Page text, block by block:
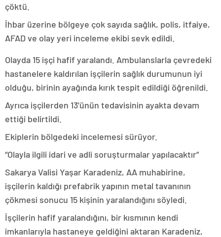
çöktü.
İhbar üzerine bölgeye çok sayıda sağlık, polis, itfaiye,
AFAD ve olay yeri inceleme ekibi sevk edildi.
Olayda 15 işçi hafif yaralandı. Ambulanslarla çevredeki
hastanelere kaldırılan işçilerin sağlık durumunun iyi
olduğu, birinin ayağında kırık tespit edildiği öğrenildi.
Ayrıca işçilerden 13’ünün tedavisinin ayakta devam
ettiği belirtildi.
Ekiplerin bölgedeki incelemesi sürüyor.
“Olayla ilgili idari ve adli soruşturmalar yapılacaktır”
Sakarya Valisi Yaşar Karadeniz, AA muhabirine,
işçilerin kaldığı prefabrik yapının metal tavanının
çökmesi sonucu 15 kişinin yaralandığını söyledi.
İşçilerin hafif yaralandığını, bir kısmının kendi
imkanlarıyla hastaneye geldiğini aktaran Karadeniz,